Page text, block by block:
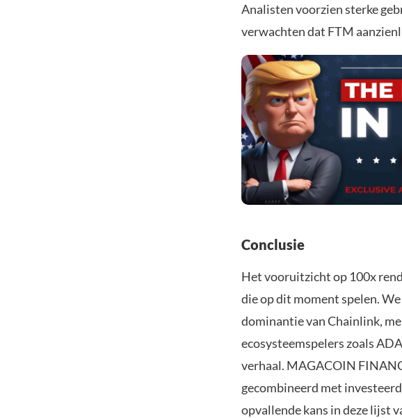
Analisten voorzien sterke
verwachten dat FTM
Conclusie
Het vooruitzicht op 100x
die op dit moment spelen.
dominantie van Chainlink,
ecosysteemspelers zoals
verhaal. MAGACOIN
gecombineerd met
opvallende kans in deze lijst